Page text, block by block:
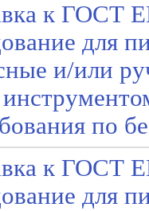
к ГОСТ
для
и/или
по
к ГОСТ
для